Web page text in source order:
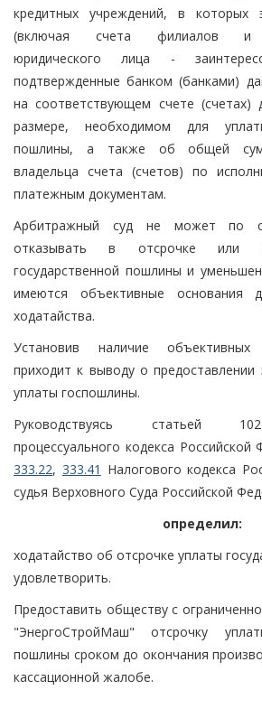
кредитных учреждений, в которых
(включая счета филиалов и
юридического лица -
подтвержденные банком (банками)
на соответствующем счете (счетах)
размере, необходимом для
пошлины, а также об общей
владельца счета (счетов) по
платежным документам.
Арбитражный суд не может по
отказывать в отсрочке или
государственной пошлины и
имеются объективные основания
ходатайства.
Установив наличие объективных
приходит к выводу о предоставлении
уплаты госпошлины.
Руководствуясь статьей
процессуального кодекса Российской
333.22, 333.41 Налогового кодекса
судья Верховного Суда Российской
определил:
ходатайство об отсрочке уплаты
удовлетворить.
Предоставить обществу с
"ЭнергоСтройМаш" отсрочку
пошлины сроком до окончания
кассационной жалобе.